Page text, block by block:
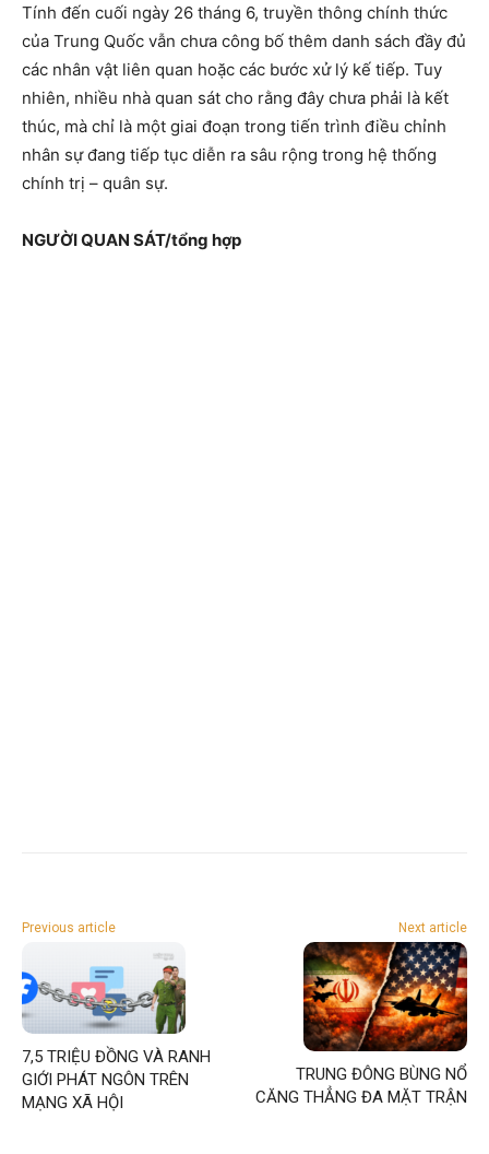
Tính đến cuối ngày 26 tháng 6, truyền thông chính thức
của Trung Quốc vẫn chưa công bố thêm danh sách đầy đủ
các nhân vật liên quan hoặc các bước xử lý kế tiếp. Tuy
nhiên, nhiều nhà quan sát cho rằng đây chưa phải là kết
thúc, mà chỉ là một giai đoạn trong tiến trình điều chỉnh
nhân sự đang tiếp tục diễn ra sâu rộng trong hệ thống
chính trị – quân sự.
NGƯỜI QUAN SÁT/tổng hợp
Previous article
7,5 TRIỆU ĐỒNG VÀ RANH
GIỚI PHÁT NGÔN TRÊN
MẠNG XÃ HỘI
Next article
TRUNG ĐÔNG BÙNG NỔ
CĂNG THẲNG ĐA MẶT TRẬN